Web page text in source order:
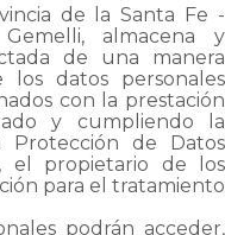
de la Santa Fe -
almacena y
de una manera
datos personales
con la prestación
y cumpliendo la
Protección de Datos
el propietario de los
para el tratamiento
podrán acceder,